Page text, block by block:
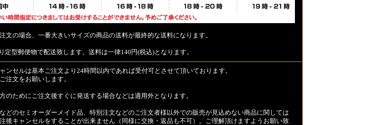
文の場合、一番大きいサイズの商品の送料が最終的な送料になります。
定型郵便物で配送致します。送料は一律140円(税込)となります。
ンセルは基本ご注文より24時間以内であれば受付可とさせて頂いております。
注文をお願いします。
のためにご注文後すぐに発送する場合などは適用外となります。
どのセミオーダーメイド品、特別注文などのご注文者様以外での販売が見込めない商品に関しては
後キャンセルをすることが出来ません（同様に交換・返品も不可）。ご理解頂けますようお願い致